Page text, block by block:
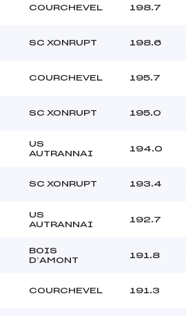
COURCHEVEL 198.7
SC XONRUPT 198.6
COURCHEVEL 195.7
SC XONRUPT 195.0
US
AUTRANNAI
194.0
SC XONRUPT 193.4
US
AUTRANNAI
192.7
BOIS
D’AMONT
191.8
COURCHEVEL 191.3